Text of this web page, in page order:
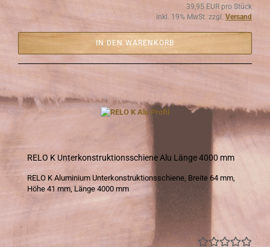
39,95 EUR pro Stück
inkl. 19% MwSt. zzgl. Versand
IN DEN WARENKORB
RELO K Un­ter­kon­struk­ti­ons­schie­ne Alu Länge 4000 mm
RELO K Alu­mi­ni­um Un­ter­kon­struk­ti­ons­schie­ne, Brei­te 64 mm,
Höhe 41 mm, Länge 4000 mm